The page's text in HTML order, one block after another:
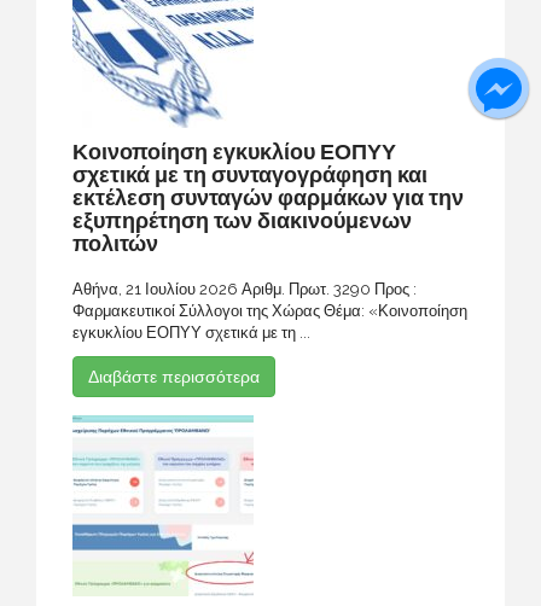
Κοινοποίηση εγκυκλίου ΕΟΠΥΥ
σχετικά με τη συνταγογράφηση και
εκτέλεση συνταγών φαρμάκων για την
εξυπηρέτηση των διακινούμενων
πολιτών
Αθήνα, 21 Ιουλίου 2026 Αριθμ. Πρωτ. 3290 Προς :
Φαρμακευτικοί Σύλλογοι της Χώρας Θέμα: «Κοινοποίηση
εγκυκλίου ΕΟΠΥΥ σχετικά με τη ...
Διαβάστε περισσότερα